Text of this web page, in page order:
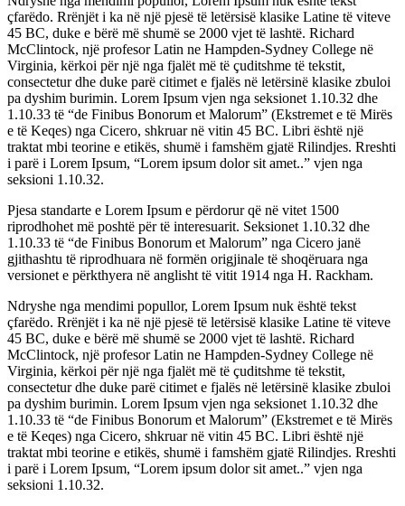
çfarëdo. Rrënjët i ka në një pjesë të letërsisë klasike Latine të viteve
45 BC, duke e bërë më shumë se 2000 vjet të lashtë. Richard
McClintock, një profesor Latin ne Hampden-Sydney College në
Virginia, kërkoi për një nga fjalët më të çuditshme të tekstit,
consectetur dhe duke parë citimet e fjalës në letërsinë klasike zbuloi
pa dyshim burimin. Lorem Ipsum vjen nga seksionet 1.10.32 dhe
1.10.33 të “de Finibus Bonorum et Malorum” (Ekstremet e të Mirës
e të Keqes) nga Cicero, shkruar në vitin 45 BC. Libri është një
traktat mbi teorine e etikës, shumë i famshëm gjatë Rilindjes. Rreshti
i parë i Lorem Ipsum, “Lorem ipsum dolor sit amet..” vjen nga
seksioni 1.10.32.
Pjesa standarte e Lorem Ipsum e përdorur që në vitet 1500
riprodhohet më poshtë për të interesuarit. Seksionet 1.10.32 dhe
1.10.33 të “de Finibus Bonorum et Malorum” nga Cicero janë
gjithashtu të riprodhuara në formën origjinale të shoqëruara nga
versionet e përkthyera në anglisht të vitit 1914 nga H. Rackham.
Ndryshe nga mendimi popullor, Lorem Ipsum nuk është tekst
çfarëdo. Rrënjët i ka në një pjesë të letërsisë klasike Latine të viteve
45 BC, duke e bërë më shumë se 2000 vjet të lashtë. Richard
McClintock, një profesor Latin ne Hampden-Sydney College në
Virginia, kërkoi për një nga fjalët më të çuditshme të tekstit,
consectetur dhe duke parë citimet e fjalës në letërsinë klasike zbuloi
pa dyshim burimin. Lorem Ipsum vjen nga seksionet 1.10.32 dhe
1.10.33 të “de Finibus Bonorum et Malorum” (Ekstremet e të Mirës
e të Keqes) nga Cicero, shkruar në vitin 45 BC. Libri është një
traktat mbi teorine e etikës, shumë i famshëm gjatë Rilindjes. Rreshti
i parë i Lorem Ipsum, “Lorem ipsum dolor sit amet..” vjen nga
seksioni 1.10.32.